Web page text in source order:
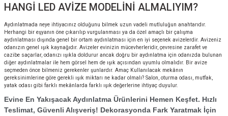
HANGİ LED AVİZE MODELİNİ ALMALIYIM?
Aydınlatmada neye ihtiyacınız olduğunu bilmek uzun vadeli mutluluğun anahtarıdır.
Herhangi bir eşyanın öne çıkarılıp vurgulanması ya da özel amaçlı bir çalışma
aydınlatması dışında genel bir ortam aydınlatması için en iyi seçenek avizelerdir. Avizeniz
odanızın genel ışık kaynağıdır. Avizeler evinizin mücevherleridir, çevresine zarafet ve
cazibe saçarlar, odanızı ışıkla doldurur ancak doğru bir aydınlatma için odanızda bulunan
diğer aydınlatmalar ile hem görsel hem de ışık açısından uyumlu olmalıdır. Bir avize
seçmeden önce bilmeniz gerekenler şunlardır. Amaç Kullanılacak mekânın
gereksinimlerine göre gerekli ışık miktarı ne kadar olmalı? Salon, oturma odası, mutfak,
yatak odası gibi farklı mekânlarda farklı ışık değerlerine ihtiyaç duyulur.
Evine En Yakışacak Aydınlatma Ürünlerini Hemen Keşfet. Hızlı
Teslimat, Güvenli Alışveriş! Dekorasyonda Fark Yaratmak İçin